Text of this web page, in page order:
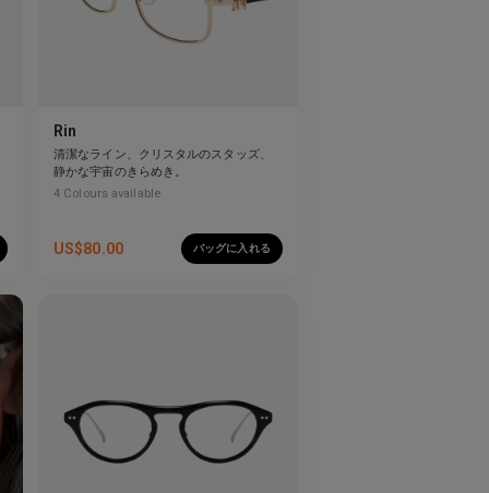
Rin
清潔なライン、クリスタルのスタッズ、
静かな宇宙のきらめき。
4 Colours available
US$80.00 バッグに入れる